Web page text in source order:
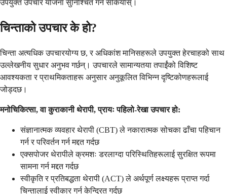
उपयुक्त उपचार योजना सुनिश्चित गर्न सकियोस्।
चिन्ताको उपचार के हो?
चिन्ता अत्यधिक उपचारयोग्य छ, र अधिकांश मानिसहरूले उपयुक्त हेरचाहको साथ
उल्लेखनीय सुधार अनुभव गर्छन्। उपचारले सामान्यतया तपाईंको विशिष्ट
आवश्यकता र प्राथमिकताहरू अनुसार अनुकूलित विभिन्न दृष्टिकोणहरूलाई
जोड्दछ।
मनोचिकित्सा, वा कुराकानी थेरापी, प्रायः पहिलो-रेखा उपचार हो:
संज्ञानात्मक व्यवहार थेरापी (CBT) ले नकारात्मक सोचका ढाँचा पहिचान
गर्न र परिवर्तन गर्न मद्दत गर्दछ
एक्सपोजर थेरापीले क्रमशः डरलाग्दा परिस्थितिहरूलाई सुरक्षित रूपमा
सामना गर्न मद्दत गर्दछ
स्वीकृति र प्रतिबद्धता थेरापी (ACT) ले अर्थपूर्ण लक्ष्यहरू प्राप्त गर्दा
चिन्तालाई स्वीकार गर्न केन्द्रित गर्दछ